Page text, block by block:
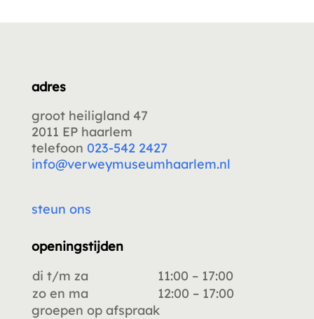
adres
groot heiligland 47
2011 EP haarlem
telefoon 023-542 2427
info@verweymuseumhaarlem.nl
steun ons
openingstijden
di t/m za
11:00 – 17:00
zo en ma
12:00 – 17:00
groepen op afspraak